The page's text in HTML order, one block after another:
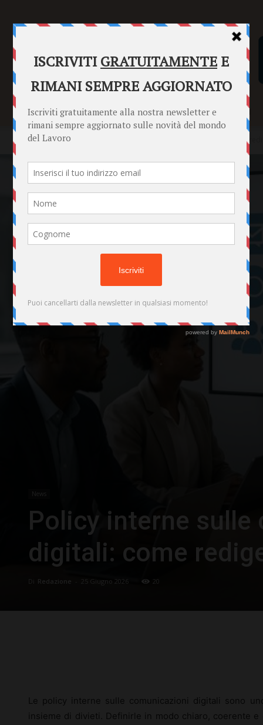
SENTENZE FORMULARI PUNTO INFORMAZIONI
Home News Policy interne sulle comunicazioni digitali: come
News
Policy interne sulle
digitali: come
Di Redazione 25 Giugno 2026 20
Le policy interne sulle comunicazioni digitali sono
insieme di divieti. Definirle in modo chiaro, coerente